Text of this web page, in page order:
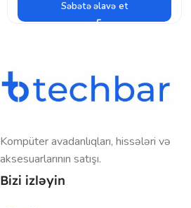
Səbətə əlavə et
Kompüter avadanlıqları, hissələri və
aksesuarlarının satışı.
Bizi izləyin